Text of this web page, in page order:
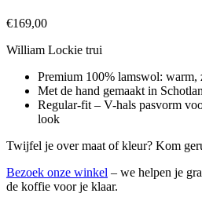
€169,00
William Lockie trui
Premium 100% lamswol: warm,
Met de hand gemaakt in
Regular-fit – V-hals pasvorm
look
Twijfel je over maat of kleur? Kom
Bezoek onze winkel – we helpen je
de koffie voor je klaar.